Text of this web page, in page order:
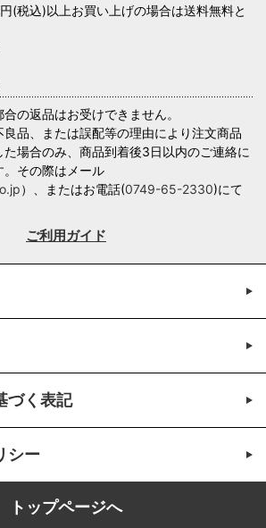
(税込)以上お買い上げの場合は送料無料と
の返品はお受けできません。
品、または誤配等の理由により注文商品
た場合のみ、商品到着後3日以内のご連絡に
その際はメール
）、またはお電話(0749-65-2330)にて
ご利用ガイド
づく表記
シー
トップページへ